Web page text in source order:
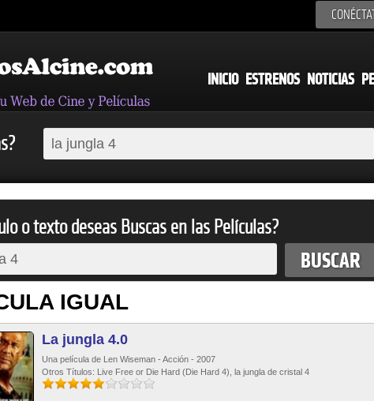
INICIO ESTRENOS NOTICIAS
o texto deseas Buscas en las Películas?
IGUAL
La jungla 4.0
Una película de Len Wiseman - Acción - 2007
Otros Títulos: Live Free or Die Hard (Die Hard 4), la jungla de cristal 4